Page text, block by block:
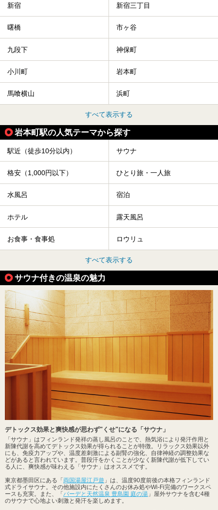
新宿 新宿三丁目
曙橋 市ヶ谷
九段下 神保町
小川町 岩本町
馬喰横山 浜町
すべて表示する
岩本町駅の人気テーマから探す
駅近（徒歩10分以内） サウナ
格安（1,000円以下） ひとり旅・一人旅
水風呂 宿泊
ホテル 露天風呂
お食事・食事処 ロウリュ
すべて表示する
サウナ付きの温泉の魅力
デトックス効果と爽快感が思わず"くせ"になる「サウナ」
「サウナ」はフィンランド発祥の蒸し風呂のことで、熱気浴により発汗作用と
新陳代謝を高めてデトックス効果が得られることが特徴。リラックス効果以外
にも、免疫力アップや、温度差刺激による副腎の強化、自律神経の調整効果な
どがあると言われています。普段汗をかくことが少なく新陳代謝が低下してい
る人に、爽快感が味わえる「サウナ」はオススメです。
東京都墨田区にある「 両国湯屋江戸遊 」は、温度90度前後の本格フィンランド
式ドライサウナ。その他施設内にたくさんのお休み処やWi-Fi完備のワークスペ
ースも充実。また、「 バーデと天然温泉 豊島園 庭の湯 」屋外サウナを含む4種
のサウナで心地よい刺激と発汗を楽しめます。